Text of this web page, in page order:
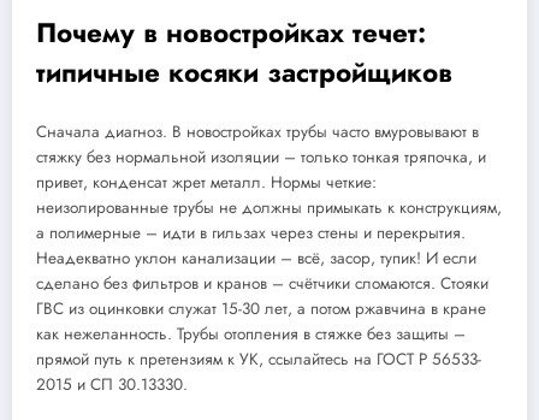
Почему в новостройках течет:
типичные косяки застройщиков
Сначала диагноз. В новостройках трубы часто вмуровывают в
стяжку без нормальной изоляции – только тонкая тряпочка, и
привет, конденсат жрет металл. Нормы четкие:
неизолированные трубы не должны примыкать к конструкциям,
а полимерные – идти в гильзах через стены и перекрытия.
Неадекватно уклон канализации – всё, засор, тупик! И если
сделано без фильтров и кранов – счётчики сломаются. Стояки
ГВС из оцинковки служат 15-30 лет, а потом ржавчина в кране
как нежеланность. Трубы отопления в стяжке без защиты –
прямой путь к претензиям к УК, ссылайтесь на ГОСТ Р 56533-
2015 и СП 30.13330.